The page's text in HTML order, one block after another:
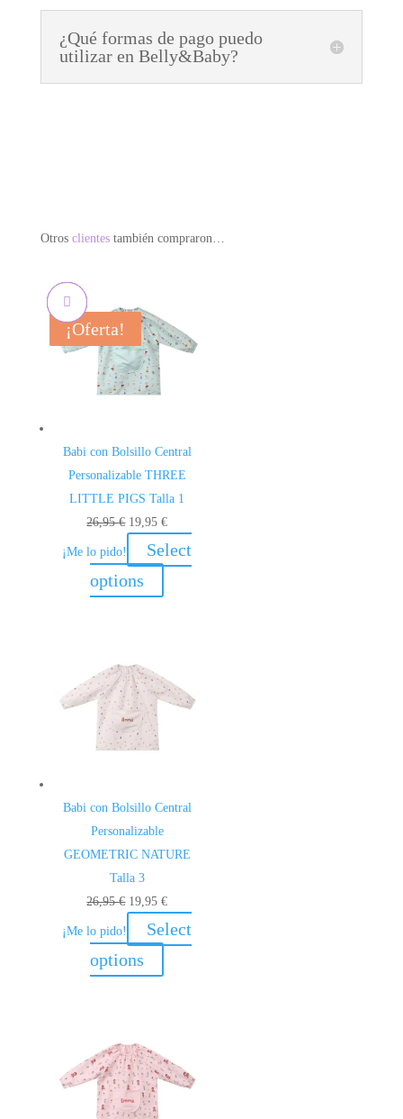
¿Qué formas de pago puedo
utilizar en Belly&Baby?
Otros clientestambién compraron…
¡Oferta!
Babi con Bolsillo Central
Personalizable THREE
LITTLE PIGS Talla 1
26,95€ El
precio
original
19,95€El
precio
actual
¡Me lo pido!
Select
options
¡Oferta!
Babi con Bolsillo Central
Personalizable
GEOMETRIC NATURE
Talla 3
26,95€ El
precio
original
19,95€El
precio
actual
¡Me lo pido!
Select
options
¡Oferta!
¡Oferta!